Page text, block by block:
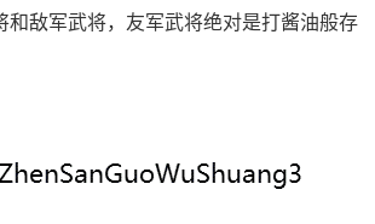
敌军武将，友军武将绝对是打酱油般存